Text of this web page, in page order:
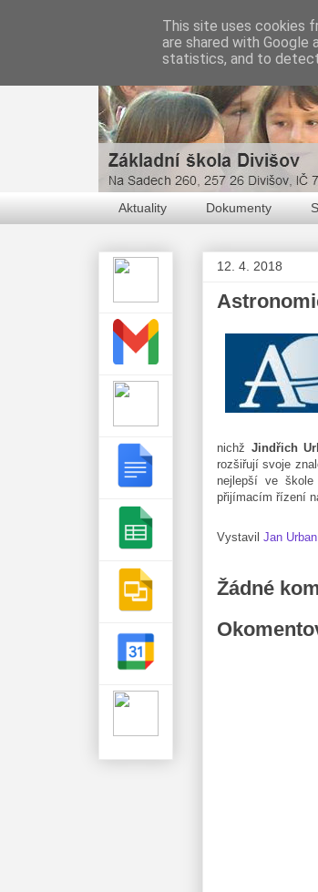
Aktuality Dokumenty
12. 4. 2018
nichž Jindřich
rozšiřují svoje
nejlepší ve
přijímacím řízení
Vystavil Jan Urban
Žádné
This site uses cookies
are shared with
statistics, and to detect